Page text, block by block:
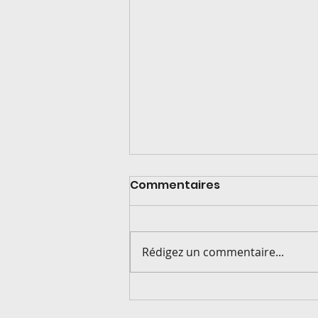
De la livraison à la
Commentaires
Rédigez un commentaire...